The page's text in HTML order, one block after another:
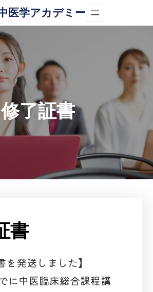
医学アカデミー
修了証書
書
を発送しました】
に中医臨床総合課程講